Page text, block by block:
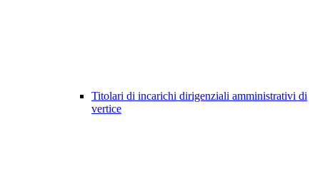
Titolari di incarichi dirigenziali amministrativi di
vertice